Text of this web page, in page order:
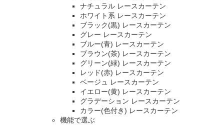
ナチュラル レースカーテン
ホワイト系 レースカーテン
ブラック(黒) レースカーテン
グレー レースカーテン
ブルー(青) レースカーテン
ブラウン(茶) レースカーテン
グリーン(緑) レースカーテン
レッド(赤) レースカーテン
ベージュ レースカーテン
イエロー(黄) レースカーテン
グラデーション レースカーテン
カラー(色付き) レースカーテン
機能で選ぶ